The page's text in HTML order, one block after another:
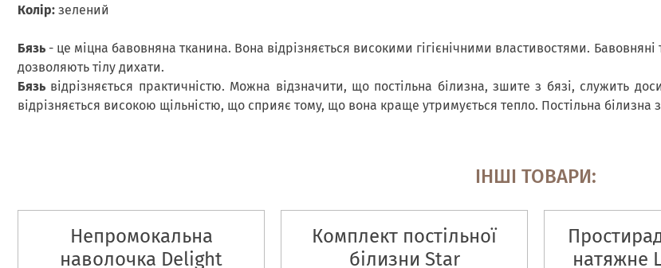
Колір: зелений
Бязь - це міцна бавовняна тканина. Вона відрізняється високими гігієнічними властивостями.
дозволяють тілу дихати.
Бязь відрізняється практичністю. Можна відзначити, що постільна білизна, зшите з бязі, служить
відрізняється високою щільністю, що сприяє тому, що вона краще утримується тепло. Постільна білизна
ІНШІ ТОВАРИ:
Непромокальна
наволочка Delight
Комплект постільної
білизни Star
натяжне